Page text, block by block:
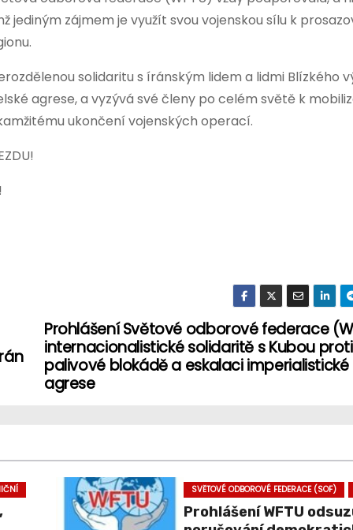
zájmem je využít svou vojenskou sílu k
solidaritu s íránským lidem a lidmi Blízkého
agrese, a vyzývá své členy po celém světě k
ukončení vojenských operací.
Prohlášení Světové odborové federace
internacionalistické solidaritě s Kubou proti
palivové blokádě a eskalaci imperialistické
agrese
SVĚTOVÉ ODBOROVÉ FEDERACE (SOF)
Prohlášení WFTU